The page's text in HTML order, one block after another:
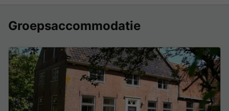
Groepsaccommodatie